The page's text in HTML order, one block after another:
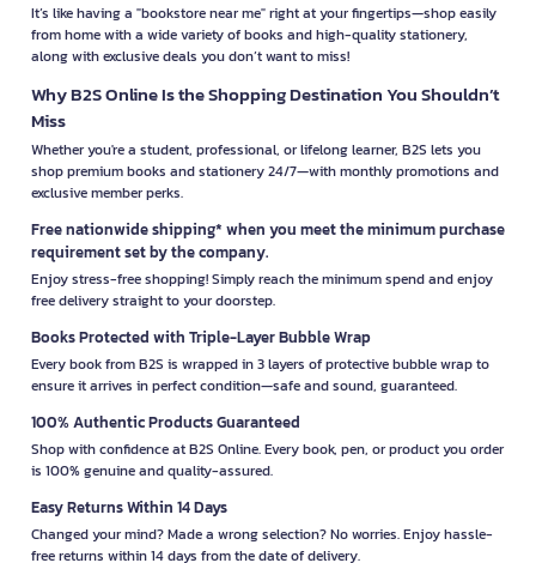
It’s like having a "bookstore near me" right at your fingertips—shop easily
from home with a wide variety of books and high-quality stationery,
along with exclusive deals you don’t want to miss!
Why B2S Online Is the Shopping Destination You Shouldn’t
Miss
Whether you're a student, professional, or lifelong learner, B2S lets you
shop premium books and stationery 24/7—with monthly promotions and
exclusive member perks.
Free nationwide shipping* when you meet the minimum purchase
requirement set by the company.
Enjoy stress-free shopping! Simply reach the minimum spend and enjoy
free delivery straight to your doorstep.
Books Protected with Triple-Layer Bubble Wrap
Every book from B2S is wrapped in 3 layers of protective bubble wrap to
ensure it arrives in perfect condition—safe and sound, guaranteed.
100% Authentic Products Guaranteed
Shop with confidence at B2S Online. Every book, pen, or product you order
is 100% genuine and quality-assured.
Easy Returns Within 14 Days
Changed your mind? Made a wrong selection? No worries. Enjoy hassle-
free returns within 14 days from the date of delivery.